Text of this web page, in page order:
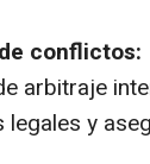
conflictos:
arbitraje
legales y